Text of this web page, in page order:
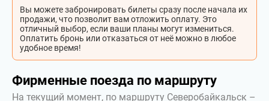
Вы можете забронировать билеты сразу после начала их
продажи, что позволит вам отложить оплату. Это
отличный выбор, если ваши планы могут измениться.
Оплатить бронь или отказаться от неё можно в любое
удобное время!
Фирменные поезда по маршруту
На текущий момент, по маршруту Северобайкальск –